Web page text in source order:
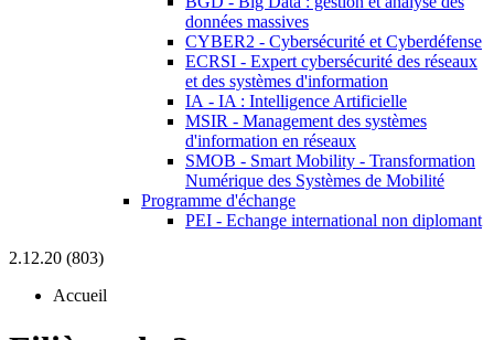
données massives
CYBER2 - Cybersécurité et Cyberdéfense
ECRSI - Expert cybersécurité des réseaux
et des systèmes d'information
IA - IA : Intelligence Artificielle
MSIR - Management des systèmes
d'information en réseaux
SMOB - Smart Mobility - Transformation
Numérique des Systèmes de Mobilité
Programme d'échange
PEI - Echange international non diplomant
2.12.20 (803)
Accueil